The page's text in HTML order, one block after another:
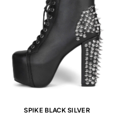
SPIKE BLACK SILVER